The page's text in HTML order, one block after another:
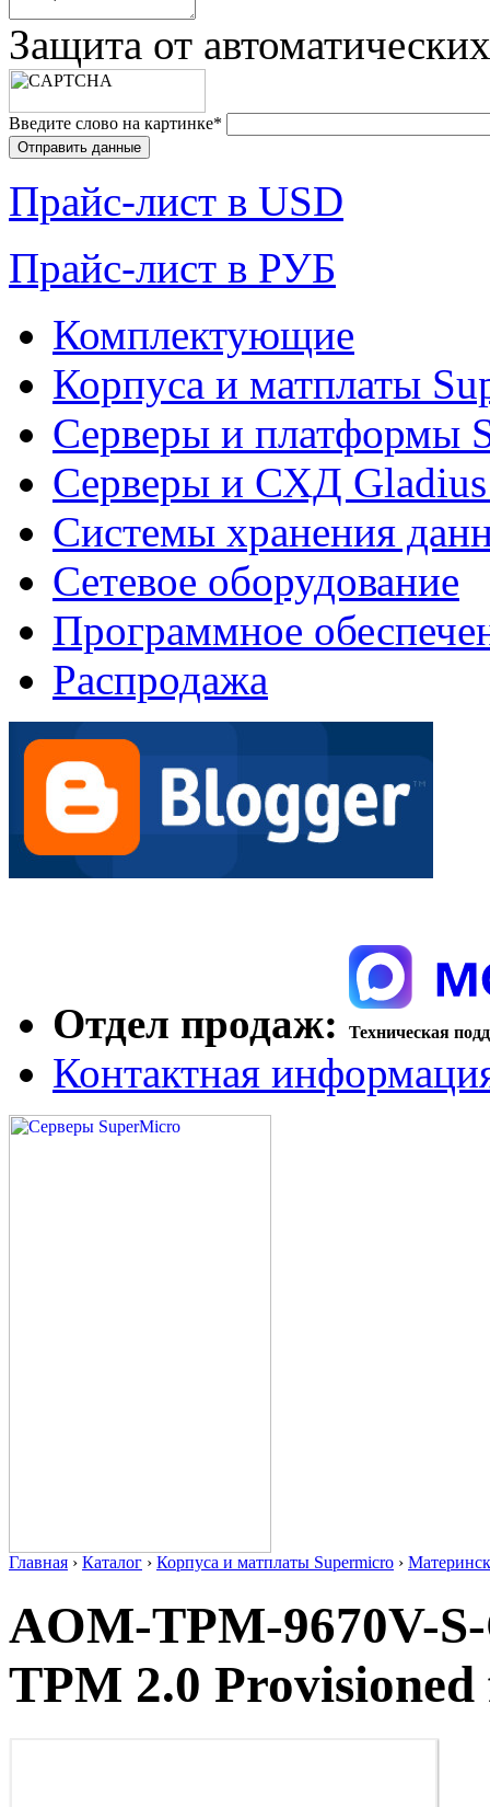
Защита от
Введите слово на картинке*
Прайc-лист в USD
Прайc-лист в РУБ
Комплектующие
Корпуса и матплаты
Серверы и платформы
Серверы и СХД Gladius
Системы хранения
Сетевое оборудование
Программное
Распродажа
Отдел продаж: Техническая
Контактная
Главная › Каталог › Корпуса и матплаты Supermicro ›
AOM-TPM-9670V-
TPM 2.0